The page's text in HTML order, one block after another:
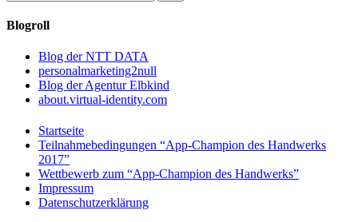
Blogroll
Blog der NTT DATA
personalmarketing2null
Blog der Agentur Elbkind
about.virtual-identity.com
Startseite
Teilnahmebedingungen “App-Champion des Handwerks
2017”
Wettbewerb zum “App-Champion des Handwerks”
Impressum
Datenschutzerklärung